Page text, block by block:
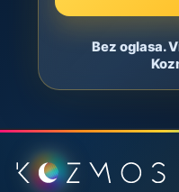
Bez oglasa.
Podnožje stranice